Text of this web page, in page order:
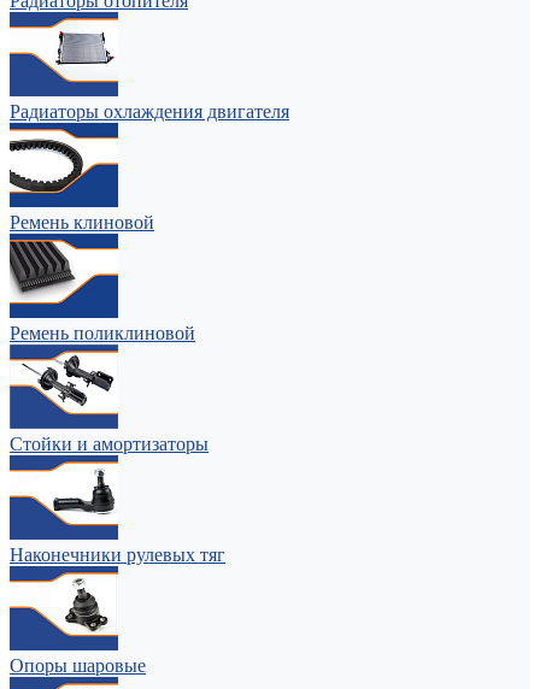
Радиаторы охлаждения двигателя
Ремень клиновой
Ремень поликлиновой
Стойки и амортизаторы
Наконечники рулевых тяг
Опоры шаровые